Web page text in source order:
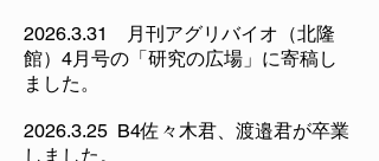
2026.3.31
月刊アグリバイオ（北隆
館）4月号の「研究の広場」に寄稿し
ました。
2026.3.25 B4佐々木君、渡邉君が卒業
しました。